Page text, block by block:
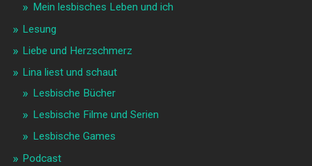
Mein lesbisches Leben und ich
Lesung
Liebe und Herzschmerz
Lina liest und schaut
Lesbische Bücher
Lesbische Filme und Serien
Lesbische Games
Podcast